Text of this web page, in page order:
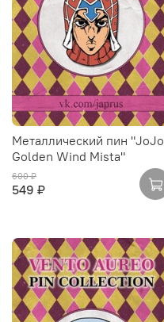
Металлический пин "JoJo
Golden Wind Mista"
600 ₽
549 ₽